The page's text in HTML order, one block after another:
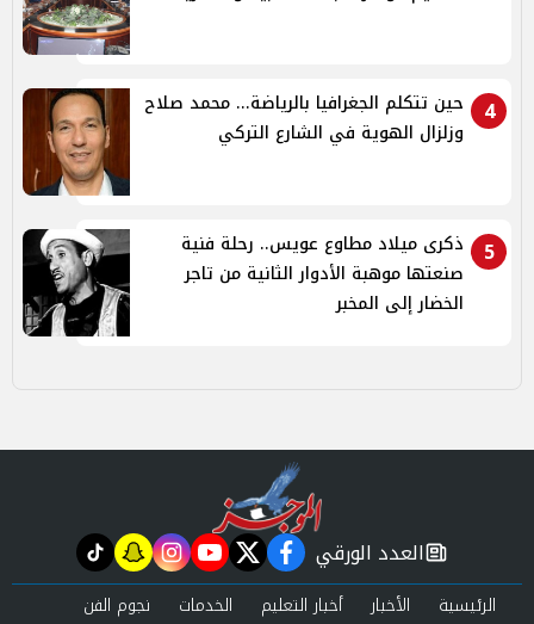
4
حين تتكلم الجغرافيا بالرياضة... محمد صلاح
وزلزال الهوية في الشارع التركي
5
ذكرى ميلاد مطاوع عويس.. رحلة فنية
صنعتها موهبة الأدوار الثانية من تاجر
الخضار إلى المخبر
newspaper
العدد الورقي facebook
twitter
youtube
instagram
snapchat
tiktok
الرئيسية الأخبار أخبار التعليم الخدمات نجوم الفن